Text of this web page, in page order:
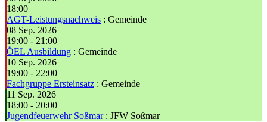
18:00
AGT-Leistungsnachweis : Gemeinde
08 Sep. 2026
19:00 - 21:00
ÖEL Ausbildung : Gemeinde
10 Sep. 2026
19:00 - 22:00
Fachgruppe Ersteinsatz : Gemeinde
11 Sep. 2026
18:00 - 20:00
Jugendfeuerwehr Soßmar: JFW Soßmar